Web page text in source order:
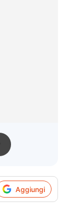
Aggiungi